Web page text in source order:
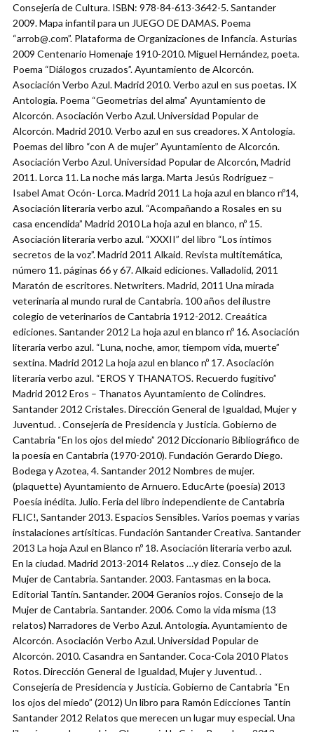
Consejería de Cultura. ISBN: 978-84-613-3642-5. Santander
2009. Mapa infantil para un JUEGO DE DAMAS. Poema
“arrob@.com”. Plataforma de Organizaciones de Infancia. Asturias
2009 Centenario Homenaje 1910-2010. Miguel Hernández, poeta.
Poema “Diálogos cruzados”. Ayuntamiento de Alcorcón.
Asociación Verbo Azul. Madrid 2010. Verbo azul en sus poetas. IX
Antología. Poema “Geometrías del alma” Ayuntamiento de
Alcorcón. Asociación Verbo Azul. Universidad Popular de
Alcorcón. Madrid 2010. Verbo azul en sus creadores. X Antología.
Poemas del libro “con A de mujer” Ayuntamiento de Alcorcón.
Asociación Verbo Azul. Universidad Popular de Alcorcón, Madrid
2011. Lorca 11. La noche más larga. Marta Jesús Rodríguez –
Isabel Amat Ocón- Lorca. Madrid 2011 La hoja azul en blanco nº14,
Asociación literaria verbo azul. “Acompañando a Rosales en su
casa encendida” Madrid 2010 La hoja azul en blanco, nº 15.
Asociación literaria verbo azul. “XXXII” del libro “Los íntimos
secretos de la voz”. Madrid 2011 Alkaid. Revista multitemática,
número 11. páginas 66 y 67. Alkaid ediciones. Valladolid, 2011
Maratón de escritores. Netwriters. Madrid, 2011 Una mirada
veterinaria al mundo rural de Cantabria. 100 años del ilustre
colegio de veterinarios de Cantabria 1912-2012. Creaática
ediciones. Santander 2012 La hoja azul en blanco nº 16. Asociación
literaria verbo azul. “Luna, noche, amor, tiempom vida, muerte”
sextina. Madrid 2012 La hoja azul en blanco nº 17. Asociación
literaria verbo azul. “EROS Y THANATOS. Recuerdo fugitivo”
Madrid 2012 Eros – Thanatos Ayuntamiento de Colindres.
Santander 2012 Cristales. Dirección General de Igualdad, Mujer y
Juventud. . Consejería de Presidencia y Justicia. Gobierno de
Cantabria “En los ojos del miedo” 2012 Diccionario Bibliográfico de
la poesía en Cantabria (1970-2010). Fundación Gerardo Diego.
Bodega y Azotea, 4. Santander 2012 Nombres de mujer.
(plaquette) Ayuntamiento de Arnuero. EducArte (poesía) 2013
Poesía inédita. Julio. Feria del libro independiente de Cantabria
FLIC!, Santander 2013. Espacios Sensibles. Varios poemas y varias
instalaciones artísiticas. Fundación Santander Creativa. Santander
2013 La hoja Azul en Blanco nº 18. Asociación literaria verbo azul.
En la ciudad. Madrid 2013-2014 Relatos …y diez. Consejo de la
Mujer de Cantabria. Santander. 2003. Fantasmas en la boca.
Editorial Tantín. Santander. 2004 Geranios rojos. Consejo de la
Mujer de Cantabria. Santander. 2006. Como la vida misma (13
relatos) Narradores de Verbo Azul. Antología. Ayuntamiento de
Alcorcón. Asociación Verbo Azul. Universidad Popular de
Alcorcón. 2010. Casandra en Santander. Coca-Cola 2010 Platos
Rotos. Dirección General de Igualdad, Mujer y Juventud. .
Consejería de Presidencia y Justicia. Gobierno de Cantabria “En
los ojos del miedo” (2012) Un libro para Ramón Edicciones Tantín
Santander 2012 Relatos que merecen un lugar muy especial. Una